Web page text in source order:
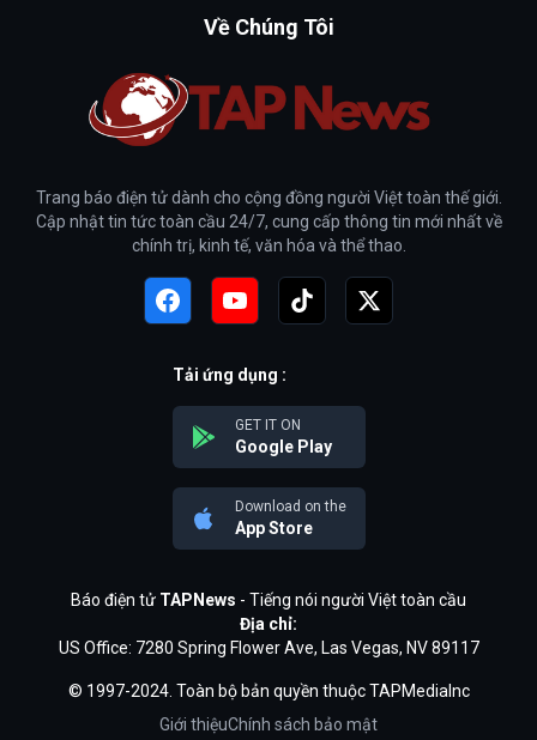
Về Chúng Tôi
Trang báo điện tử dành cho cộng đồng người Việt toàn thế giới.
Cập nhật tin tức toàn cầu 24/7, cung cấp thông tin mới nhất về
chính trị, kinh tế, văn hóa và thể thao.
Tải ứng dụng :
GET IT ON
Google Play
Download on the
App Store
Báo điện tử TAPNews - Tiếng nói người Việt toàn cầu
Địa chỉ:
US Office: 7280 Spring Flower Ave, Las Vegas, NV 89117
© 1997-2024. Toàn bộ bản quyền thuộc TAPMediaInc
Giới thiệuChính sách bảo mật